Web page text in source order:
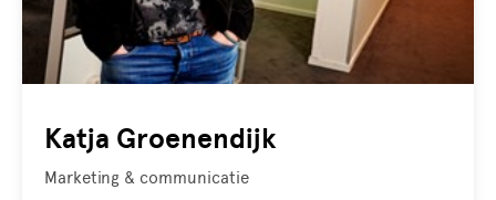
Katja Groenendijk
Marketing & communicatie